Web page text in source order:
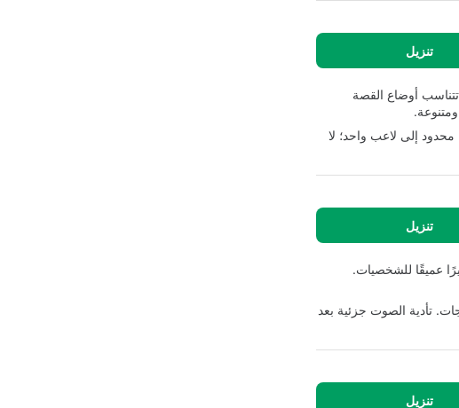
تنزيل
تتناسب أوضاع القصة
إلى لاعب واحد؛ لا
تنزيل
عميقًا للشخصيات.
تأدية الصوت جزئية بعد
تنزيل